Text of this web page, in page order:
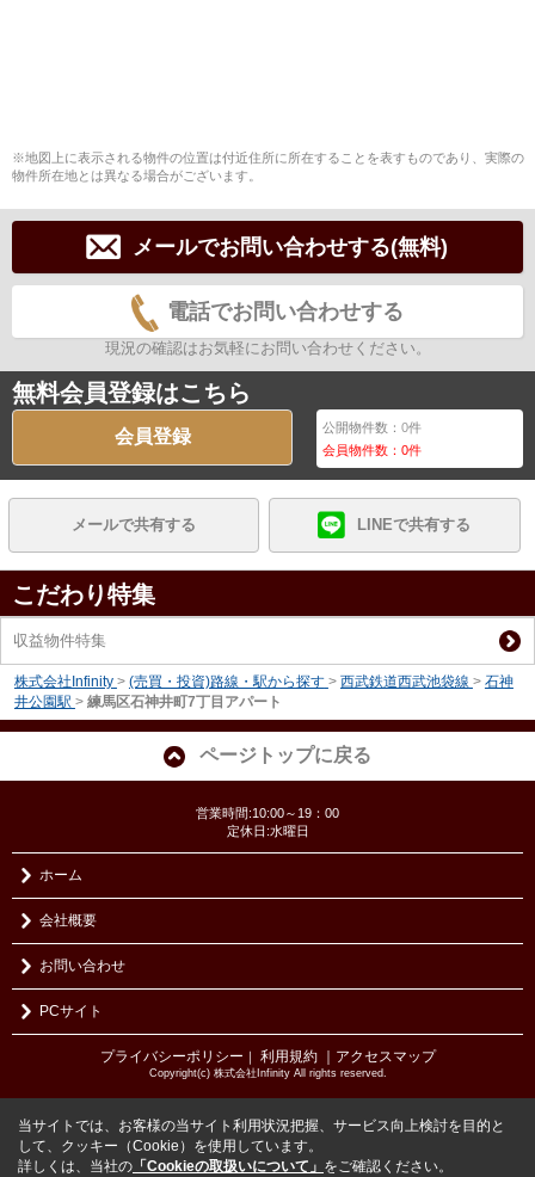
※地図上に表示される物件の位置は付近住所に所在することを表すものであり、実際の
物件所在地とは異なる場合がございます。
メールでお問い合わせする(無料)
電話でお問い合わせする
現況の確認はお気軽にお問い合わせください。
無料会員登録はこちら
会員登録 公開物件数：0件
会員物件数：0件
メールで共有する LINEで共有する
こだわり特集
収益物件特集
株式会社Infinity > (売買・投資)路線・駅から探す > 西武鉄道西武池袋線 > 石神
井公園駅 > 練馬区石神井町7丁目アパート
ページトップに戻る
営業時間:10:00～19：00
定休日:水曜日
ホーム
会社概要
お問い合わせ
PCサイト
プライバシーポリシー 利用規約 ｜アクセスマップ
Copyright(c) 株式会社Infinity All rights reserved.
当サイトでは、お客様の当サイト利用状況把握、サービス向上検討を目的と
して、クッキー（Cookie）を使用しています。
詳しくは、当社の 「Cookieの取扱いについて」 をご確認ください。